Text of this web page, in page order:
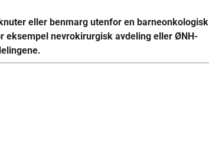
eller benmarg utenfor en barneonkologisk
eksempel nevrokirurgisk avdeling eller ØNH-